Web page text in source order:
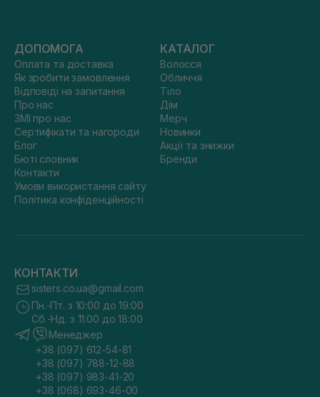
ДОПОМОГА
Оплата та доставка
Як зробити замовлення
Відповіді на запитання
Про нас
ЗМІ про нас
Сертифікати та нагороди
Блог
Бюті словник
Контакти
Умови використання сайту
Політика конфіденційності
КАТАЛОГ
Волосся
Обличчя
Тіло
Дім
Мерч
Новинки
Акції та знижки
Бренди
КОНТАКТИ
sisters.co.ua@gmail.com
Пн.-Пт. з 10:00 до 19:00
Сб.-Нд. з 11:00 до 18:00
Менеджер
+38 (097) 612-54-81
+38 (097) 788-12-88
+38 (097) 983-41-20
+38 (068) 693-46-00